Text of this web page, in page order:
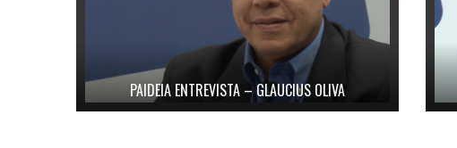
PAIDEIA ENTREVISTA – GLAUCIUS OLIVA